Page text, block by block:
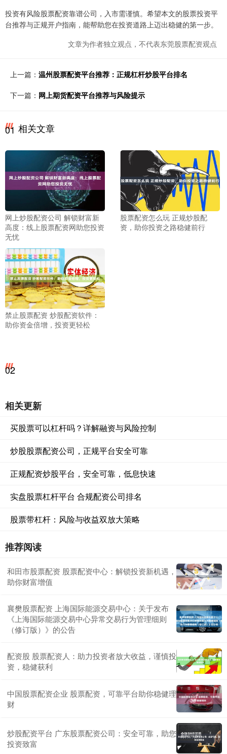
投资有风险股票配资靠谱公司，入市需谨慎。希望本文的股票投资平
台推荐与正规开户指南，能帮助您在投资道路上迈出稳健的第一步。
文章为作者独立观点，不代表东莞股票配资观点
上一篇： 温州股票配资平台推荐：正规杠杆炒股平台排名
下一篇： 网上期货配资平台推荐与风险提示
01 相关文章
网上炒股配资公司 解锁财富新
高度：线上股票配资网助您投资
无忧
股票配资怎么玩 正规炒股配
资，助你投资之路稳健前行
禁止股票配资 炒股配资软件：
助你资金倍增，投资更轻松
02
相关更新
买股票可以杠杆吗？详解融资与风险控制
炒股股票配资公司，正规平台安全可靠
正规配资炒股平台，安全可靠，低息快速
实盘股票杠杆平台 合规配资公司排名
股票带杠杆：风险与收益双放大策略
推荐阅读
和田市股票配资 股票配资中心：解锁投资新机遇，
助你财富增值
襄樊股票配资 上海国际能源交易中心：关于发布
《上海国际能源交易中心异常交易行为管理细则
（修订版）》的公告
配资股 股票配资人：助力投资者放大收益，谨慎投
资，稳健获利
中国股票配资企业 股票配资，可靠平台助你稳健理
财
炒股配资平台 广东股票配资公司：安全可靠，助您
投资致富